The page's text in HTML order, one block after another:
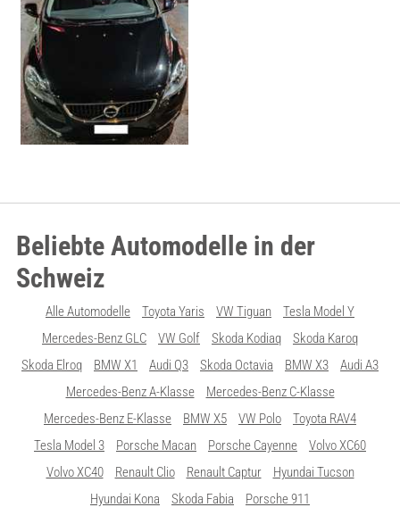
Beliebte Automodelle in der
Schweiz
Alle Automodelle Toyota Yaris VW Tiguan
Tesla Model Y
Mercedes-Benz GLC
VW Golf Skoda Kodiaq
Skoda Karoq
Skoda Elroq
BMW X1 Audi Q3 Skoda Octavia BMW X3
Audi A3
Mercedes-Benz A-Klasse
Mercedes-Benz C-Klasse
Mercedes-Benz E-Klasse
BMW X5 VW Polo
Toyota RAV4
Tesla Model 3
Porsche Macan Porsche Cayenne
Volvo XC60
Volvo XC40
Renault Clio Renault Captur
Hyundai Tucson
Hyundai Kona
Skoda Fabia Porsche 911